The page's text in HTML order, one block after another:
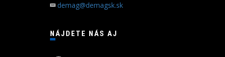
demag@demagsk.sk
NÁJDETE NÁS AJ